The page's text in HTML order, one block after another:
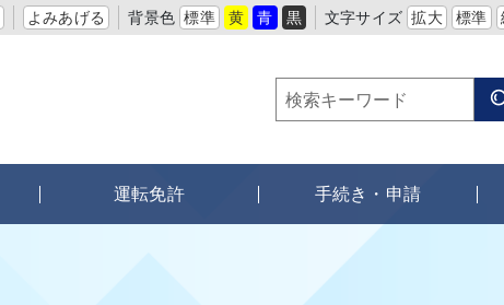
よみあげる 背景色 標準 黄 青 黒 文字サイズ 拡大 標準
運転免許 手続き・申請